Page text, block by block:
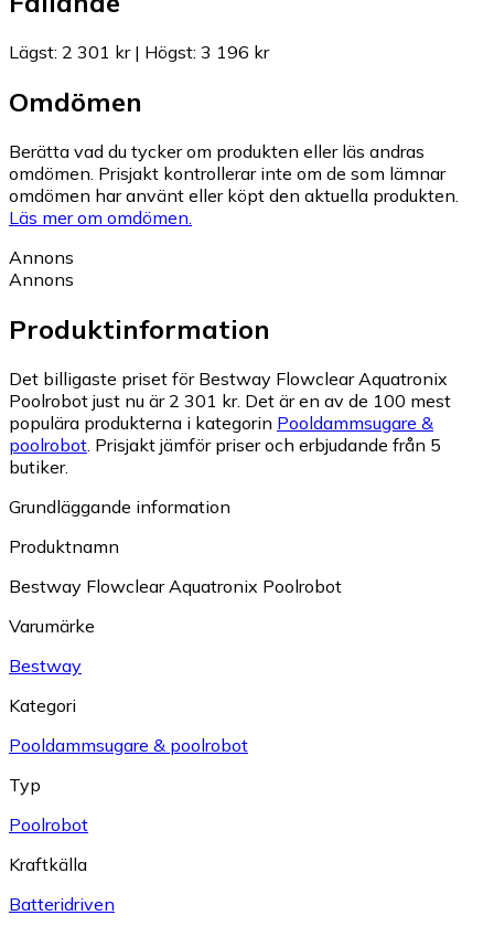
Lägst: 2 301 kr| Högst: 3 196 kr
Omdömen
Berätta vad du tycker om produkten eller läs andras
omdömen. Prisjakt kontrollerar inte om de som lämnar
omdömen har använt eller köpt den aktuella produkten.
Läs mer om omdömen.
Annons
Annons
Produktinformation
Det billigaste priset för Bestway Flowclear Aquatronix
Poolrobot just nu är 2 301 kr. Det är en av de 100 mest
populära produkterna i kategorin Pooldammsugare &
poolrobot. Prisjakt jämför priser och erbjudande från 5
butiker.
Grundläggande information
Produktnamn
Bestway Flowclear Aquatronix Poolrobot
Varumärke
Bestway
Kategori
Pooldammsugare & poolrobot
Typ
Poolrobot
Kraftkälla
Batteridriven